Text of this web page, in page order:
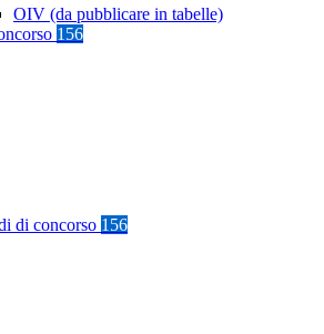
OIV (da pubblicare in tabelle)
156
di concorso 156